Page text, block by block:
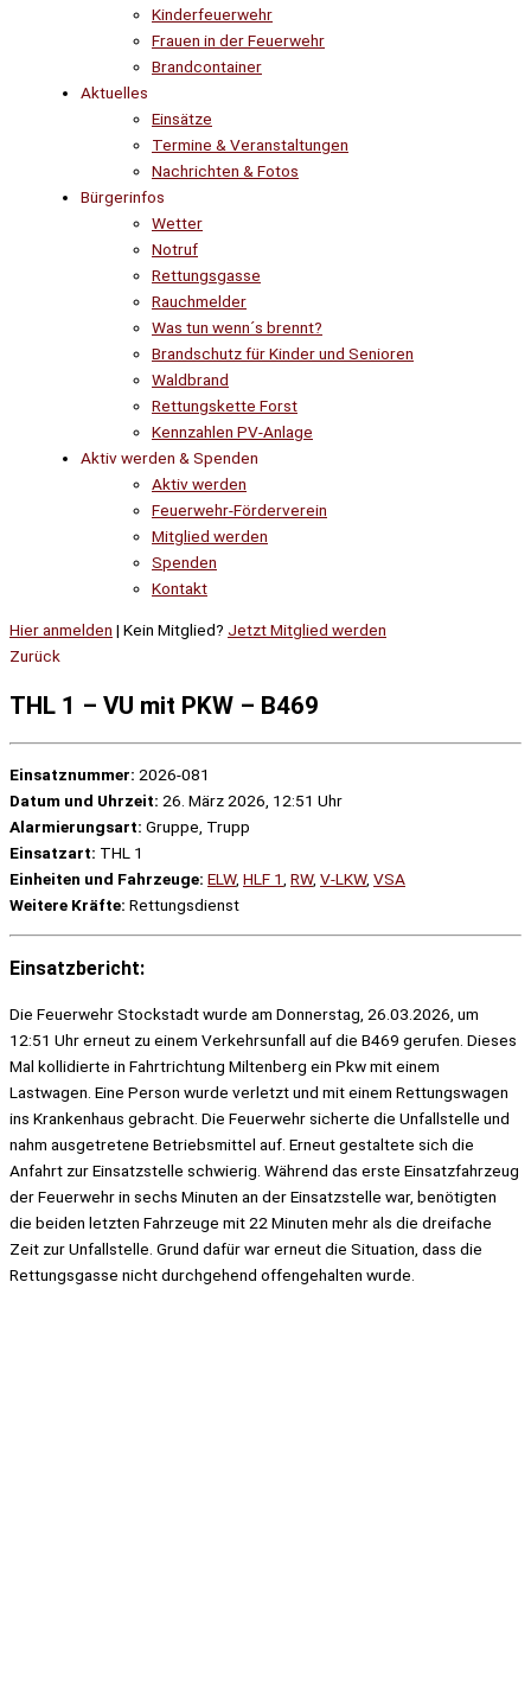
Kinderfeuerwehr
Frauen in der Feuerwehr
Brandcontainer
Aktuelles
Einsätze
Termine & Veranstaltungen
Nachrichten & Fotos
Bürgerinfos
Wetter
Notruf
Rettungsgasse
Rauchmelder
Was tun wenn´s brennt?
Brandschutz für Kinder und Senioren
Waldbrand
Rettungskette Forst
Kennzahlen PV-Anlage
Aktiv werden & Spenden
Aktiv werden
Feuerwehr-Förderverein
Mitglied werden
Spenden
Kontakt
Hier anmelden | Kein Mitglied? Jetzt Mitglied werden
Zurück
THL 1 – VU mit PKW – B469
Einsatznummer: 2026-081
Datum und Uhrzeit: 26. März 2026, 12:51 Uhr
Alarmierungsart: Gruppe, Trupp
Einsatzart: THL 1
Einheiten und Fahrzeuge: ELW, HLF 1 RW, V-LKW, VSA
Weitere Kräfte: Rettungsdienst
Einsatzbericht:
Die Feuerwehr Stockstadt wurde am Donnerstag, 26.03.2026, um
12:51 Uhr erneut zu einem Verkehrsunfall auf die B469 gerufen. Dieses
Mal kollidierte in Fahrtrichtung Miltenberg ein Pkw mit einem
Lastwagen. Eine Person wurde verletzt und mit einem Rettungswagen
ins Krankenhaus gebracht. Die Feuerwehr sicherte die Unfallstelle und
nahm ausgetretene Betriebsmittel auf. Erneut gestaltete sich die
Anfahrt zur Einsatzstelle schwierig. Während das erste Einsatzfahrzeug
der Feuerwehr in sechs Minuten an der Einsatzstelle war, benötigten
die beiden letzten Fahrzeuge mit 22 Minuten mehr als die dreifache
Zeit zur Unfallstelle. Grund dafür war erneut die Situation, dass die
Rettungsgasse nicht durchgehend offengehalten wurde.